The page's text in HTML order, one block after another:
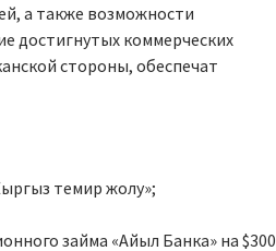
а также возможности
достигнутых коммерческих
стороны, обеспечат
темир жолу»;
займа «Айыл Банка» на $300